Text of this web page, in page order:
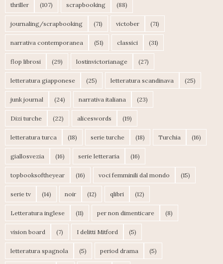
thriller (107) scrapbooking (88)
journaling/scrapbooking (71) victober (71)
narrativa contemporanea (51) classici (31)
flop librosi (29) lostinvictorianage (27)
letteratura giapponese (25) letteratura scandinava (25)
junk journal (24) narrativa italiana (23)
Dizi turche (22) aliceswords (19)
letteratura turca (18) serie turche (18) Turchia (16)
giallosvezia (16) serie letteraria (16)
topbooksoftheyear (16) voci femminili dal mondo (15)
serie tv (14) noir (12) qlibri (12)
Letteratura inglese (11) per non dimenticare (8)
vision board (7) I delitti Mitford (5)
letteratura spagnola (5) period drama (5)